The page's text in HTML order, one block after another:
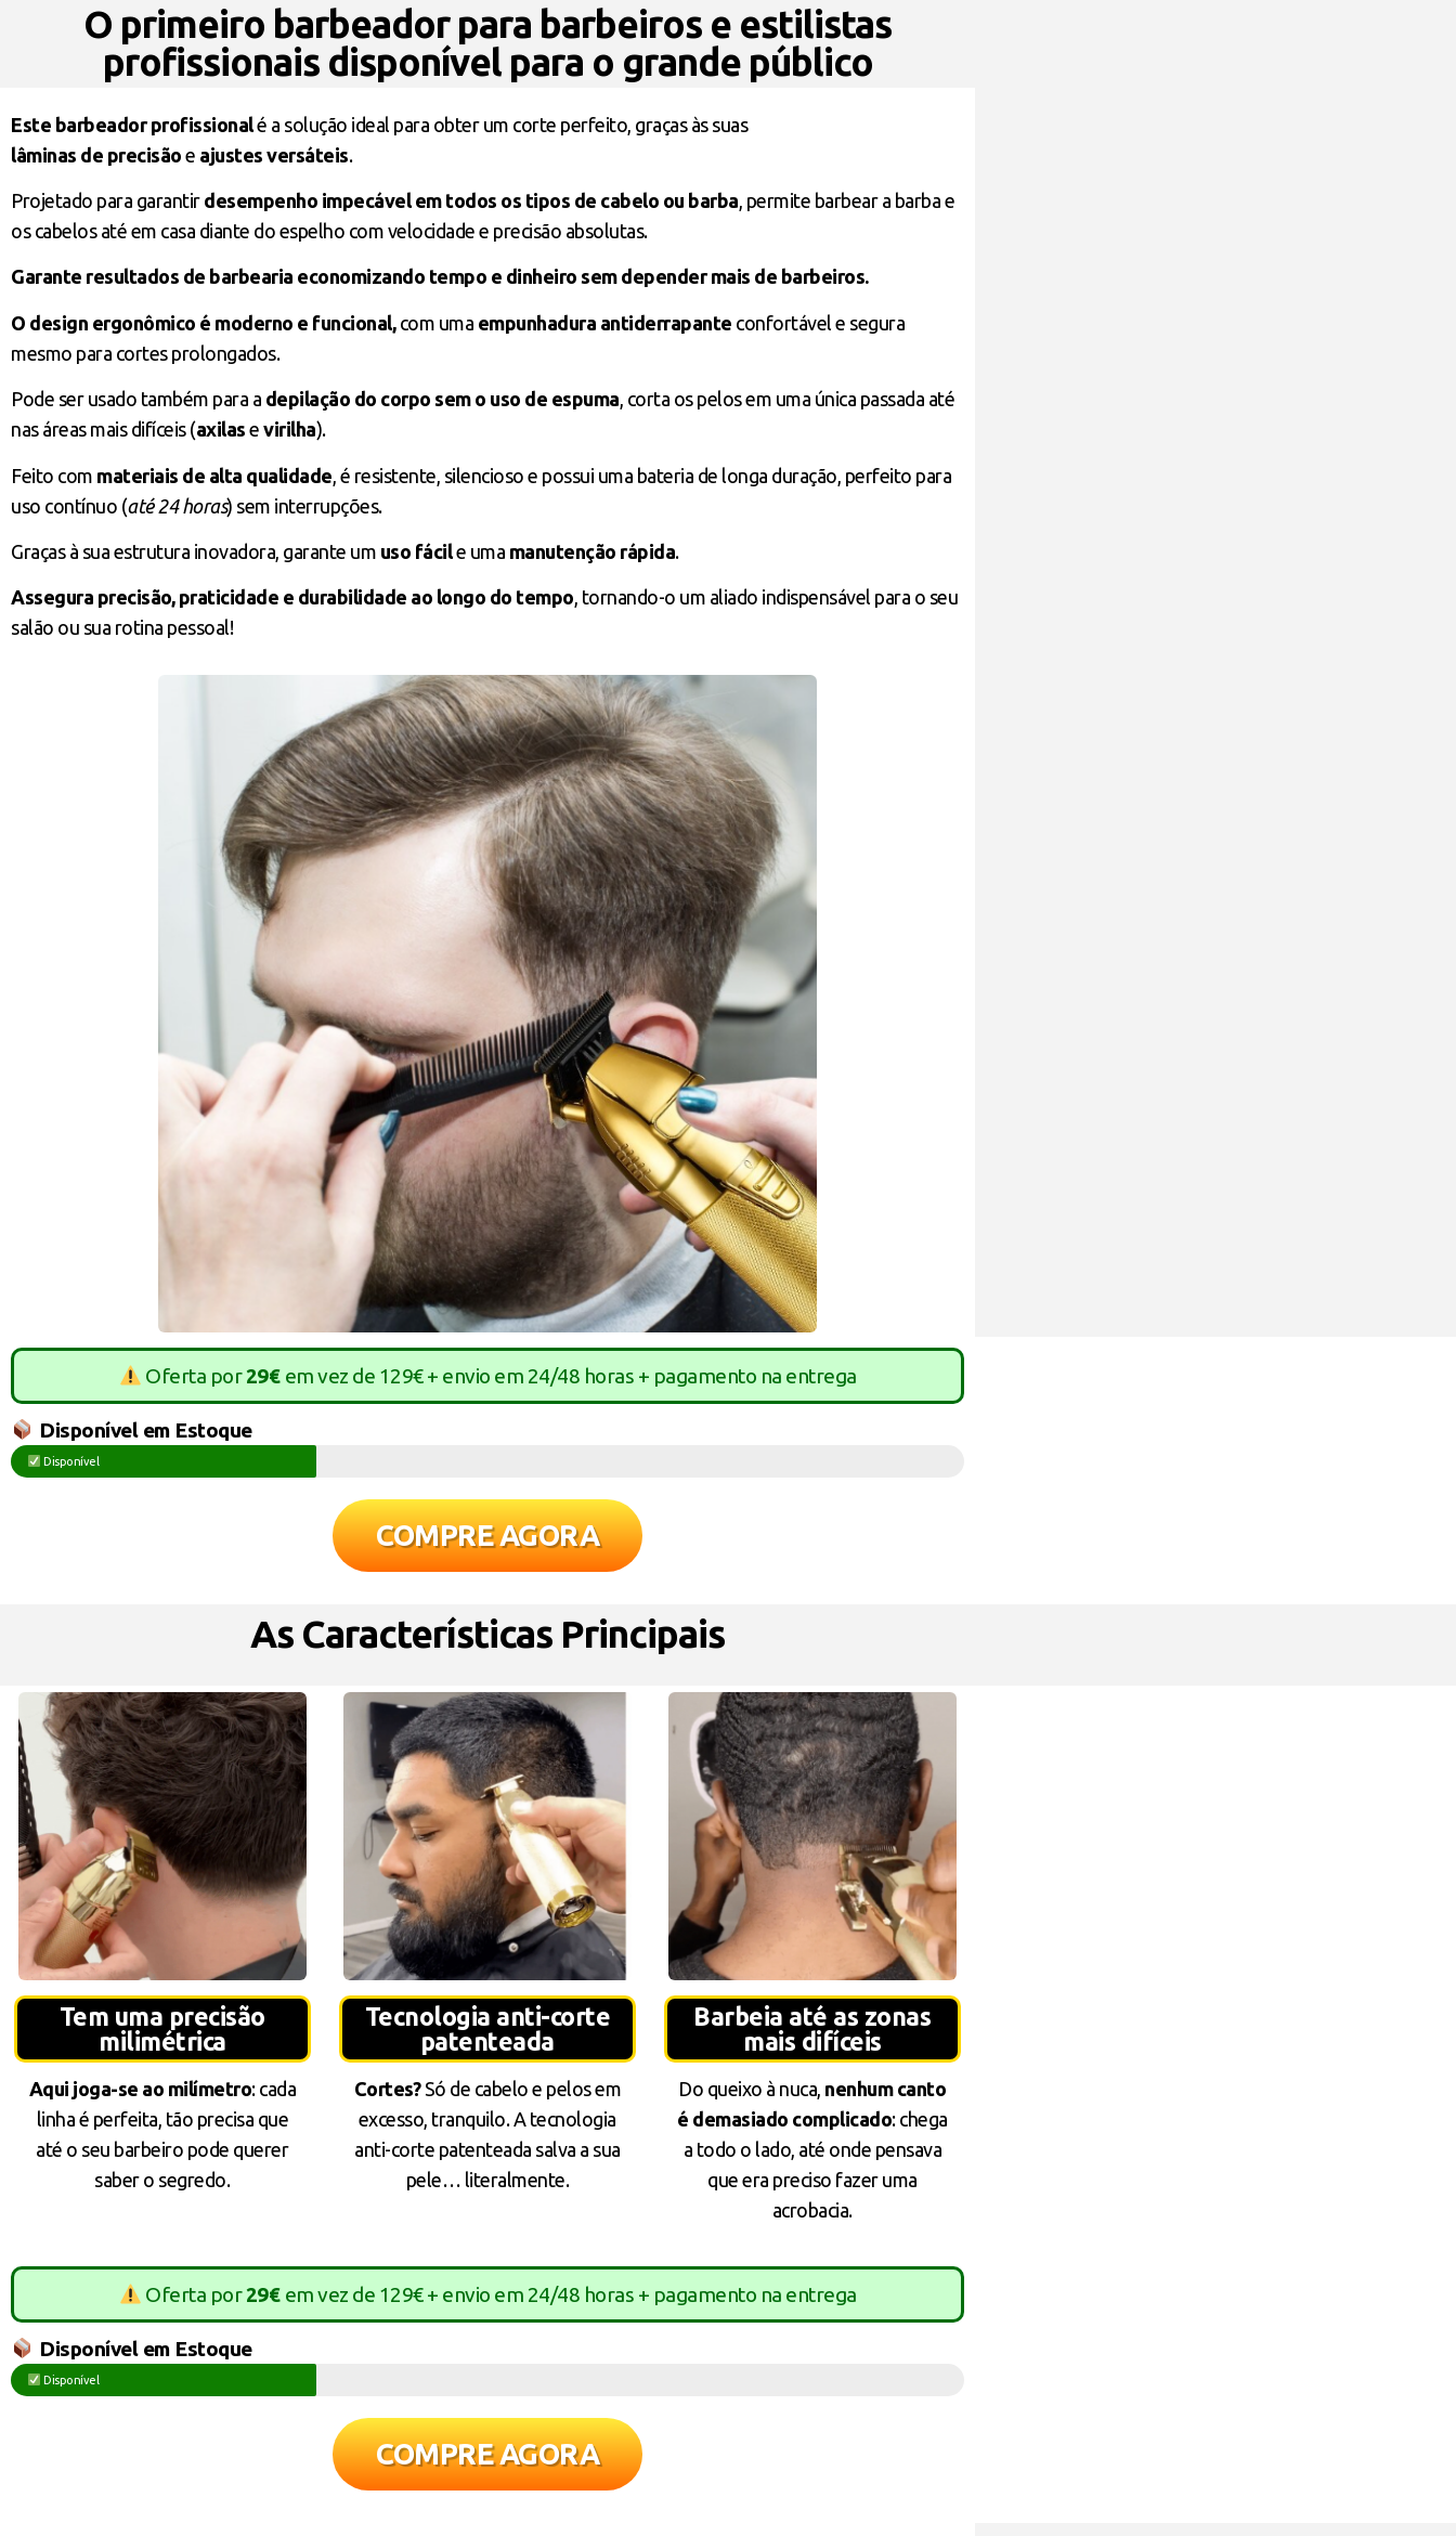
O primeiro barbeador para barbeiros e estilistas
profissionais disponível para o grande público
Este barbeador profissionalé a solução ideal para obter um corte perfeito, graças às suas
lâminas de precisão e ajustes versáteis.
Projetado para garantir desempenho impecável em todos os tipos de cabelo ou barba , permite barbear a barba e
os cabelos até em casa diante do espelho com velocidade e precisão absolutas.
Garante resultados de barbearia economizando tempo e dinheiro sem depender mais de barbeiros.
O design ergonômico é moderno e funcional,com uma empunhadura antiderrapante confortável e segura
mesmo para cortes prolongados.
Pode ser usado também para a depilação do corpo sem o uso de espuma, corta os pelos em uma única passada até
nas áreas mais difíceis (axilas e virilha).
Feito com materiais de alta qualidade , é resistente, silencioso e possui uma bateria de longa duração, perfeito para
uso contínuo (até 24 horas) sem interrupções.
Graças à sua estrutura inovadora, garante um uso fácile uma manutenção rápida.
Assegura precisão, praticidade e durabilidade ao longo do tempo, tornando-o um aliado indispensável para o seu
salão ou sua rotina pessoal!
Oferta por29€ em vez de 129€ + envio em 24/48 horas + pagamento na entrega
Disponível em Estoque
Disponível
COMPRE AGORA
As Características Principais
Tem uma precisão
milimétrica
Aqui joga-se ao milímetro: cada
linha é perfeita, tão precisa que
até o seu barbeiro pode querer
saber o segredo.
Tecnologia anti-corte
patenteada
Cortes?Só de cabelo e pelos em
excesso, tranquilo. A tecnologia
anti-corte patenteada salva a sua
pele… literalmente.
Barbeia até as zonas
mais difíceis
Do queixo à nuca, nenhum canto
é demasiado complicado: chega
a todo o lado, até onde pensava
que era preciso fazer uma
acrobacia.
Oferta por29€ em vez de 129€ + envio em 24/48 horas + pagamento na entrega
Disponível em Estoque
Disponível
COMPRE AGORA